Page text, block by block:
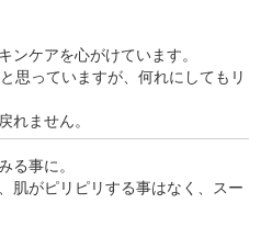
ンケアを心がけています。
思っていますが、何れにしてもリ
れません。
る事に。
肌がピリピリする事はなく、スー